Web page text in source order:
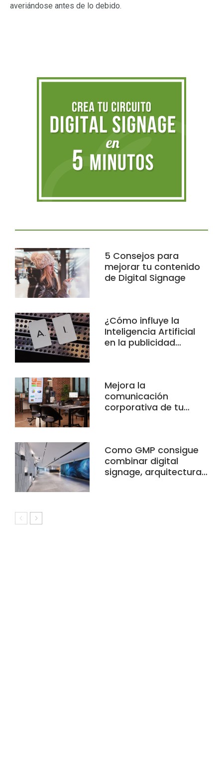
averiándose antes de lo debido.
5 Consejos para
mejorar tu contenido
de Digital Signage
¿Cómo influye la
Inteligencia Artificial
en la publicidad…
Mejora la
comunicación
corporativa de tu…
Como GMP consigue
combinar digital
signage, arquitectura…